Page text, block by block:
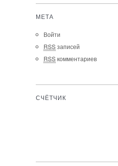
МЕТА
Войти
RSSзаписей
RSSкомментариев
СЧЁТЧИК